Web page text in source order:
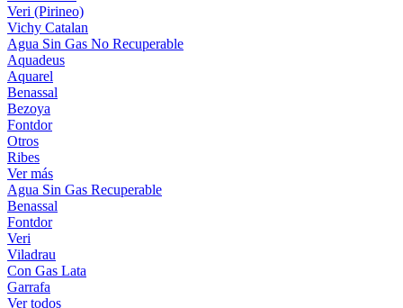
Veri (Pirineo)
Vichy Catalan
Agua Sin Gas No Recuperable
Aquadeus
Aquarel
Benassal
Bezoya
Fontdor
Otros
Ribes
Ver más
Agua Sin Gas Recuperable
Benassal
Fontdor
Veri
Viladrau
Con Gas Lata
Garrafa
Ver todos